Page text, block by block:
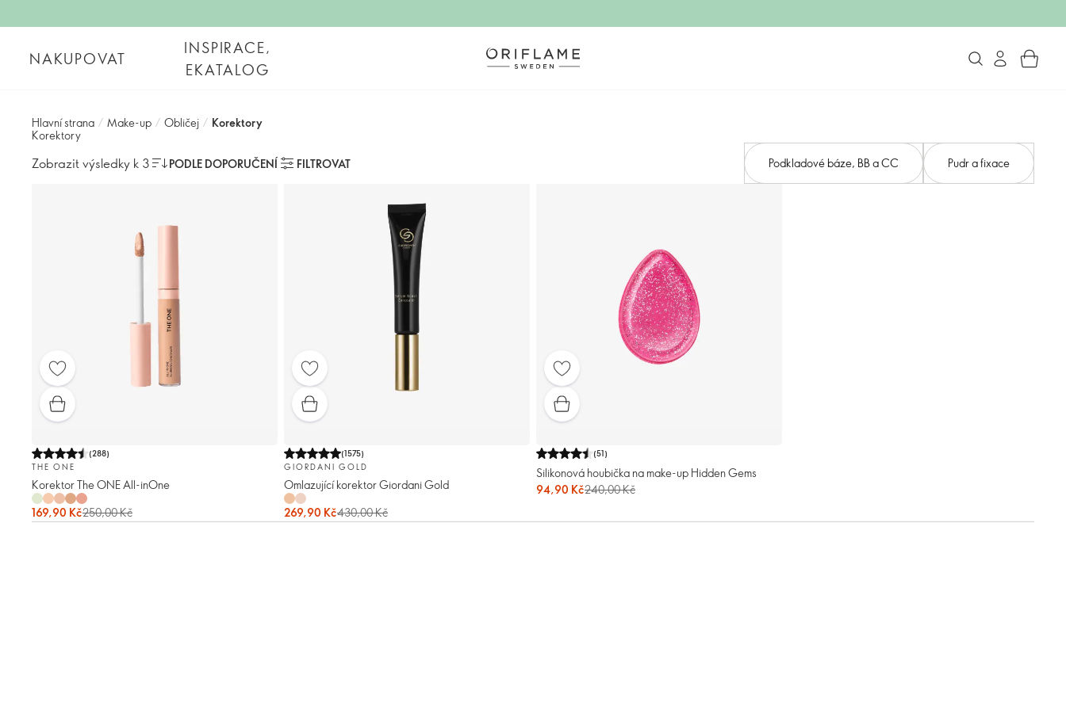
NAKUPOVAT
INSPIRACE,
EKATALOG
Hlavní strana / Make-up / Obličej / Korektory
Korektory
Zobrazit výsledky k 3 PODLE DOPORUČENÍ FILTROVAT Podkladové báze, BB a CC Pudr a fixace​
(288)
THE ONE
Korektor The ONE All-inOne
169,90 Kč250,00 Kč
(1575)
GIORDANI GOLD
Omlazující korektor Giordani Gold
269,90 Kč430,00 Kč
(51)
Silikonová houbička na make-up Hidden Gems
94,90 Kč240,00 Kč